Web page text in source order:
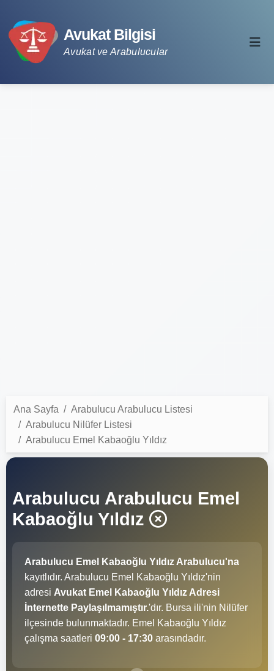
Avukat Bilgisi
Avukat ve Arabulucular
Ana Sayfa
Arabulucu Arabulucu Listesi
Arabulucu Nilüfer Listesi
Arabulucu Emel Kabaoğlu Yıldız
Arabulucu Arabulucu Emel
Kabaoğlu Yıldız
Arabulucu Emel Kabaoğlu Yıldız Arabulucu'na
kayıtlıdır. Arabulucu Emel Kabaoğlu Yıldız'nin
adresi Avukat Emel Kabaoğlu Yıldız Adresi
İnternette Paylaşılmamıştır.'dır. Bursa ili'nin Nilüfer
ilçesinde bulunmaktadır. Emel Kabaoğlu Yıldız
çalışma saatleri 09:00 - 17:30 arasındadır.